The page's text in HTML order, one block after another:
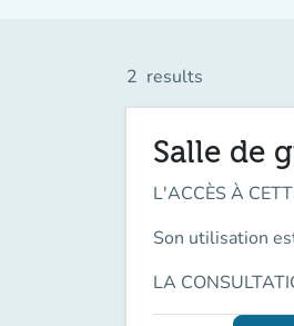
2 results
Salle de
L'ACCÈS À
Son utilisation
LA